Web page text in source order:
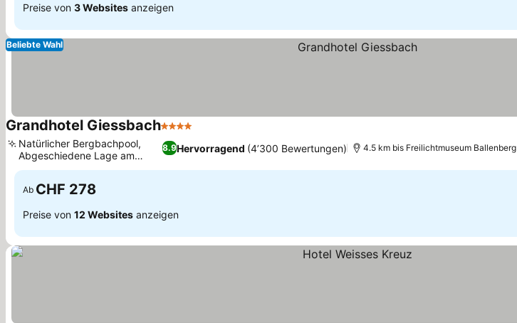
Preise von 3 Websites anzeigen
Beliebte Wahl
Grandhotel Giessbach4 Sterne
8.9Hervorragend (4’300 Bewertungen)
Natürlicher Bergbachpool,
Abgeschiedene Lage am
Brienzersee
4.5 km bis Freilichtmuseum Ballenberg
Ab CHF 278
Preise von 12 Websites anzeigen